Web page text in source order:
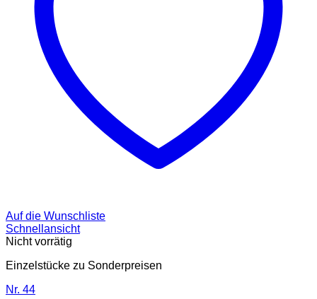
Auf die Wunschliste
Schnellansicht
Nicht vorrätig
Einzelstücke zu Sonderpreisen
Nr. 44